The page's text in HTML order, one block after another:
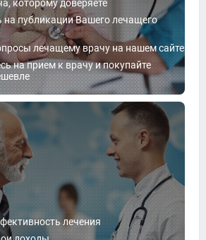
которому доверяете
на публикации Вашего лечащего
лечащему врачу на нашем сайте
на прием к врачу и покупайте
лечения